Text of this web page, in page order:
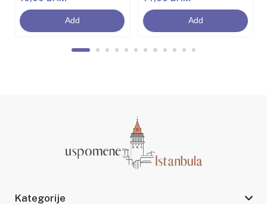
Add Add
Kategorije